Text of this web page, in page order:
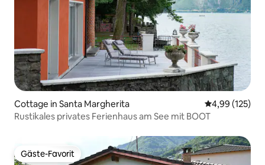
Cottage in Santa Margherita
4,99 (125)
Rustikales privates Ferienhaus am See mit BOOT
Gäste-Favorit
Gäste-Favorit